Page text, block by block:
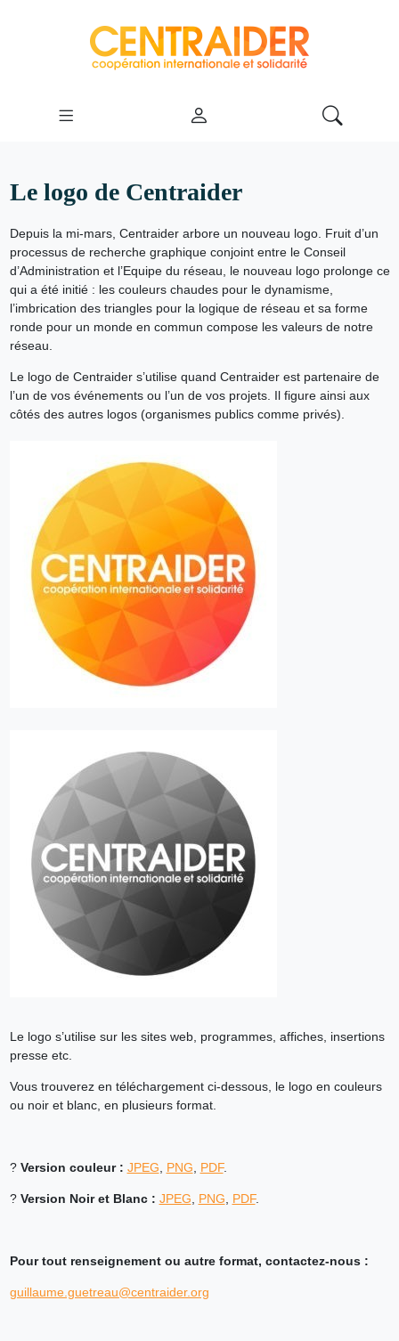
Le logo de Centraider
Depuis la mi-mars, Centraider arbore un nouveau logo. Fruit d’un
processus de recherche graphique conjoint entre le Conseil
d’Administration et l’Equipe du réseau, le nouveau logo prolonge ce
qui a été initié : les couleurs chaudes pour le dynamisme,
l’imbrication des triangles pour la logique de réseau et sa forme
ronde pour un monde en commun compose les valeurs de notre
réseau.
Le logo de Centraider s’utilise quand Centraider est partenaire de
l’un de vos événements ou l’un de vos projets. Il figure ainsi aux
côtés des autres logos (organismes publics comme privés).
Le logo s’utilise sur les sites web, programmes, affiches, insertions
presse etc.
Vous trouverez en téléchargement ci-dessous, le logo en couleurs
ou noir et blanc, en plusieurs format.
? Version couleur : JPEG PNG PDF.
? Version Noir et Blanc : JPEG PNG PDF.
Pour tout renseignement ou autre format, contactez-nous :
guillaume.guetreau@centraider.org